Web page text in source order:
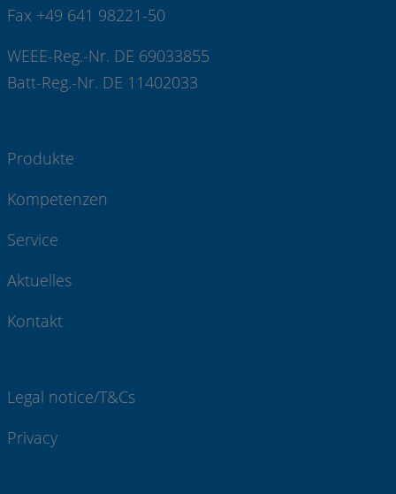
Fax +49 641 98221-50
WEEE-Reg.-Nr. DE 69033855
Batt-Reg.-Nr. DE 11402033
Produkte
Kompetenzen
Service
Aktuelles
Kontakt
Legal notice/T&Cs
Privacy